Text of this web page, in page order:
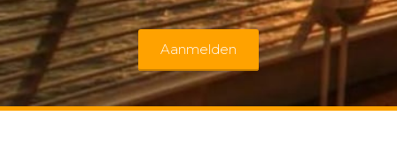
Aanmelden